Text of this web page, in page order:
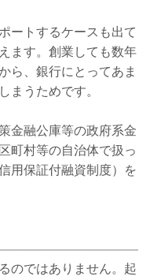
ートするケースも出て
ます。創業しても数年
ら、銀行にとってあま
まうためです。
金融公庫等の政府系金
町村等の自治体で扱っ
用保証付融資制度）を
のではありません。起